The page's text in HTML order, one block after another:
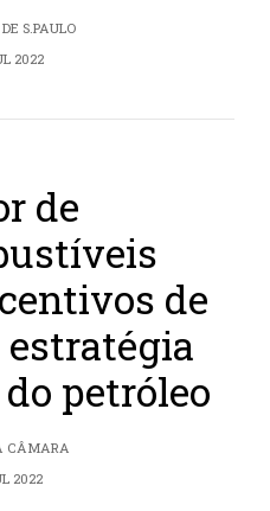
S.PAULO
2022
de
de
estratégia
petróleo
CÂMARA
2022